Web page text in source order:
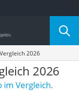
2026
2026
im Vergleich.